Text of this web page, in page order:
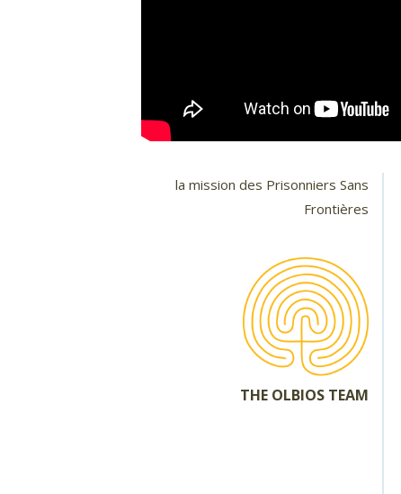
la mission des Prisonniers Sans
Frontières
THE OLBIOS TEAM